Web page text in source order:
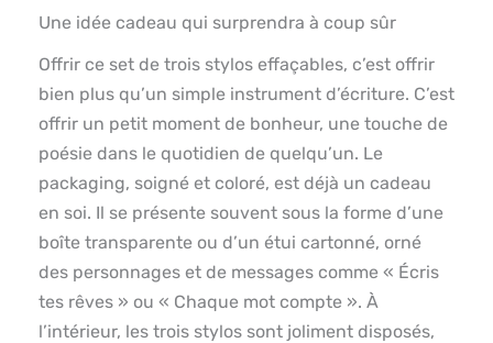
Une idée cadeau qui surprendra à coup sûr
Offrir ce set de trois stylos effaçables, c’est offrir
bien plus qu’un simple instrument d’écriture. C’est
offrir un petit moment de bonheur, une touche de
poésie dans le quotidien de quelqu’un. Le
packaging, soigné et coloré, est déjà un cadeau
en soi. Il se présente souvent sous la forme d’une
boîte transparente ou d’un étui cartonné, orné
des personnages et de messages comme « Écris
tes rêves » ou « Chaque mot compte ». À
l’intérieur, les trois stylos sont joliment disposés,